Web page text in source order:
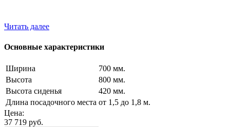
Читать далее
Основные характеристики
Ширина
700 мм.
Высота
800 мм.
Высота сиденья
420 мм.
Длина посадочного места от 1,5 до 1,8 м.
Цена:
37 719 руб.